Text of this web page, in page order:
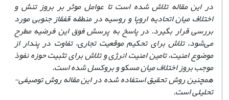
در این مقاله تلاش شده است تا عوامل موثر بر بروز تنش و
اختلاف میان اتحادیه اروپا و روسیه در منطقه قفقاز جنوبی مورد
بررسی قرار بگیرد. در پاسخ به پرسش فوق این فرضیه مطرح
میشود، تلاش برای تحکیم موقعیت تجاری، تفاوت در پندار از
موضوع امنیت، تامین امنیت انرژی و تلاش برای تثبیت حوزه نفوذ
موجب بروز اختلاف میان مسکو و بروکسل شده است.
همچنین روش تحقیق استفاده شده در این مقاله روش توصیفی-
تحلیلی است.